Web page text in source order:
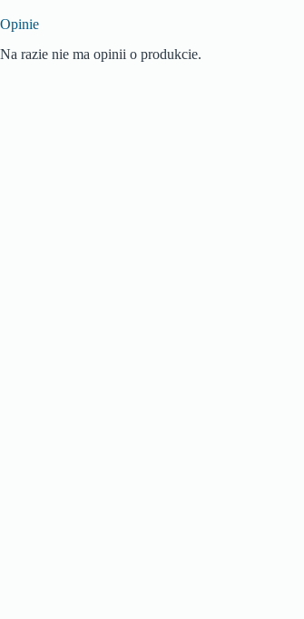
Opinie
Na razie nie ma opinii o produkcie.